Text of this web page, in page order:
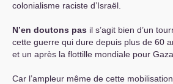
colonialisme raciste d’Israël.
N’en doutons pas il s’agit bien d’un
cette guerre qui dure depuis plus de 60
et un après la flottille mondiale pour Gaza.
Car l’ampleur même de cette mobilisation